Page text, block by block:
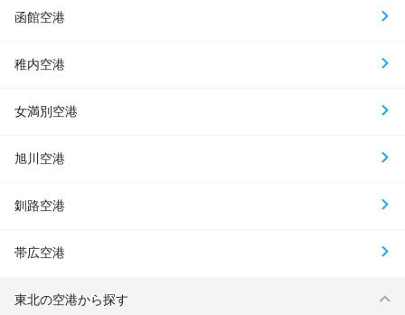
函館空港
稚内空港
女満別空港
旭川空港
釧路空港
帯広空港
東北の空港から探す